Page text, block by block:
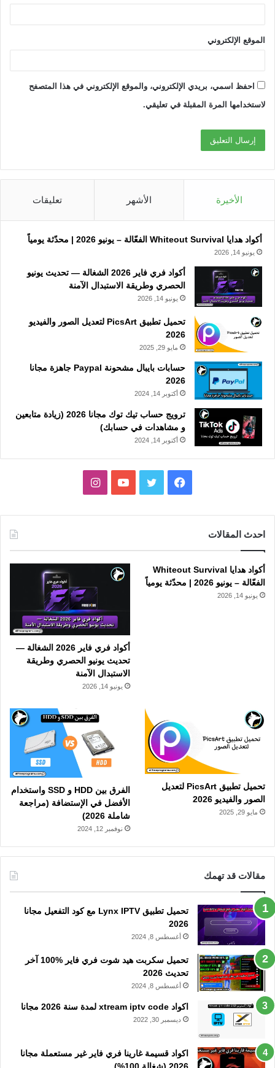
الموقع الإلكتروني
احفظ اسمي، بريدي الإلكتروني، والموقع الإلكتروني في هذا المتصفح
لاستخدامها المرة المقبلة في تعليقي.
الأخيرة الأشهر تعليقات
أكواد هدايا Whiteout Survival الفعّالة – يونيو 2026 | محدّثة يومياً
يونيو 14, 2026
أكواد فري فاير 2026 الشغالة — تحديث يونيو
الحصري وطريقة الاستبدال الآمنة
يونيو 14, 2026
تحميل تطبيق PicsArt لتعديل الصور والفيديو
2026
مايو 29, 2025
حسابات بايبال مشحونة Paypal جاهزة مجانا
2026
أكتوبر 14, 2024
ترويج حساب تيك توك مجانا 2026 (زيادة متابعين
و مشاهدات في حسابك)
أكتوبر 14, 2024
فيسبوك تويتر يوتيوبانستقرام
احدث المقالات
أكواد هدايا Whiteout Survival
الفعّالة – يونيو 2026 | محدّثة يومياً
يونيو 14, 2026
أكواد فري فاير 2026 الشغالة —
تحديث يونيو الحصري وطريقة
الاستبدال الآمنة
يونيو 14, 2026
تحميل تطبيق PicsArt لتعديل
الصور والفيديو 2026
مايو 29, 2025
الفرق بين HDD و SSD واستخدام
الأفضل في الإستضافة (مراجعة
شاملة 2026)
نوفمبر 12, 2024
مقالات قد تهمك
تحميل تطبيق Lynx IPTV مع كود التفعيل مجانا
2026
أغسطس 8, 2024
تحميل سكربت هيد شوت فري فاير %100 آخر
تحديث 2026
أغسطس 8, 2024
اكواد xtream iptv code لمدة سنة 2026 مجانا
ديسمبر 30, 2022
اكواد قسيمة غارينا فري فاير غير مستعملة مجانا